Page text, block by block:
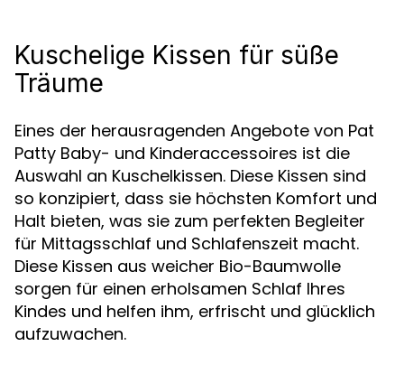
Kuschelige Kissen für süße
Träume
Eines der herausragenden Angebote von Pat
Patty Baby- und Kinderaccessoires ist die
Auswahl an Kuschelkissen. Diese Kissen sind
so konzipiert, dass sie höchsten Komfort und
Halt bieten, was sie zum perfekten Begleiter
für Mittagsschlaf und Schlafenszeit macht.
Diese Kissen aus weicher Bio-Baumwolle
sorgen für einen erholsamen Schlaf Ihres
Kindes und helfen ihm, erfrischt und glücklich
aufzuwachen.